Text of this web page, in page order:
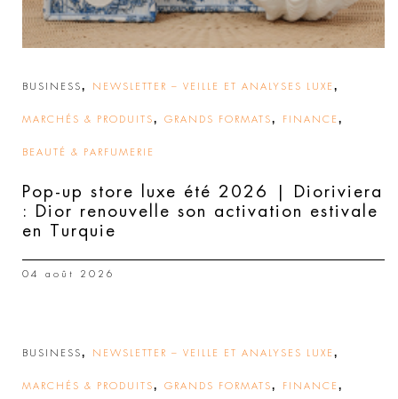
BUSINESS, NEWSLETTER – VEILLE ET ANALYSES LUXE ,
MARCHÉS & PRODUITS, GRANDS FORMATS, FINANCE ,
BEAUTÉ & PARFUMERIE
Pop-up store luxe été 2026 | Dioriviera
: Dior renouvelle son activation estivale
en Turquie
04 août 2026
BUSINESS, NEWSLETTER – VEILLE ET ANALYSES LUXE ,
MARCHÉS & PRODUITS, GRANDS FORMATS, FINANCE ,